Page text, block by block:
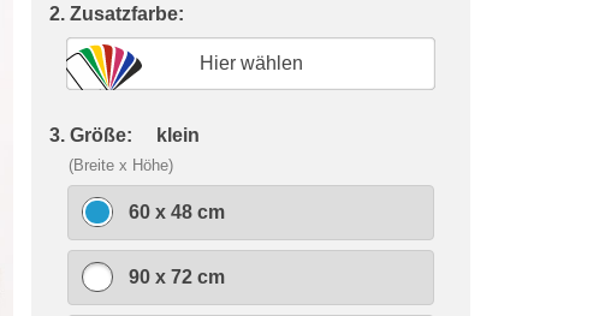
2. Zusatzfarbe:
Hier wählen
3. Größe: klein
(Breite x Höhe)
60 x 48 cm
90 x 72 cm